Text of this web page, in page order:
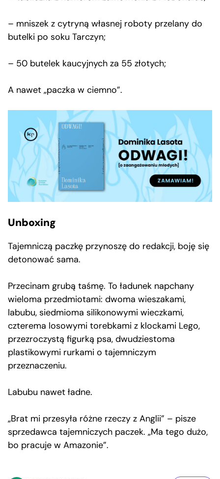
– mniszek z cytryną własnej roboty przelany do
butelki po soku Tarczyn;
– 50 butelek kaucyjnych za 55 złotych;
A nawet „paczka w ciemno”.
Unboxing
Tajemniczą paczkę przynoszę do redakcji, boję się
detonować sama.
Przecinam grubą taśmę. To ładunek napchany
wieloma przedmiotami: dwoma wieszakami,
labubu, siedmioma silikonowymi wieczkami,
czterema losowymi torebkami z klockami Lego,
przezroczystą figurką psa, dwudziestoma
plastikowymi rurkami o tajemniczym
przeznaczeniu.
Labubu nawet ładne.
„Brat mi przesyła różne rzeczy z Anglii” – pisze
sprzedawca tajemniczych paczek. „Ma tego dużo,
bo pracuje w Amazonie”.